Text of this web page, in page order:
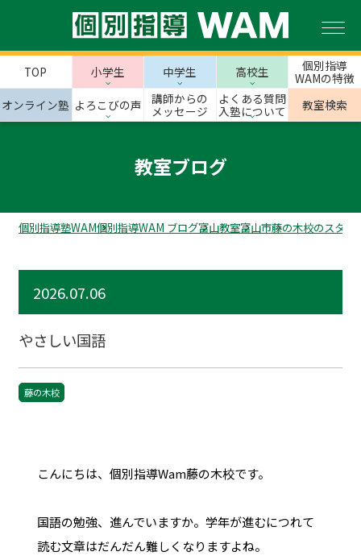
TOP 小学生 中学生 高校生
個別指導
WAMの特徴
オンライン塾 よろこびの声
講師からの
メッセージ
よくある質問
入塾について
教室検索
教室ブログ
個別指導塾WAM個別指導WAM ブログ富山教室富山市藤の木校のスタッ
2026.07.06
やさしい国語
藤の木校
こんにちは、個別指導Wam藤の木校です。
国語の勉強、進んでいますか。学年が進むにつれて
読む文章はだんだん難しくなりますよね。